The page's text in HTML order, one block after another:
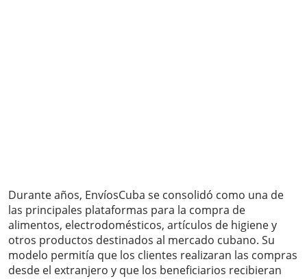
Durante años, EnvíosCuba se consolidó como una de
las principales plataformas para la compra de
alimentos, electrodomésticos, artículos de higiene y
otros productos destinados al mercado cubano. Su
modelo permitía que los clientes realizaran las compras
desde el extranjero y que los beneficiarios recibieran